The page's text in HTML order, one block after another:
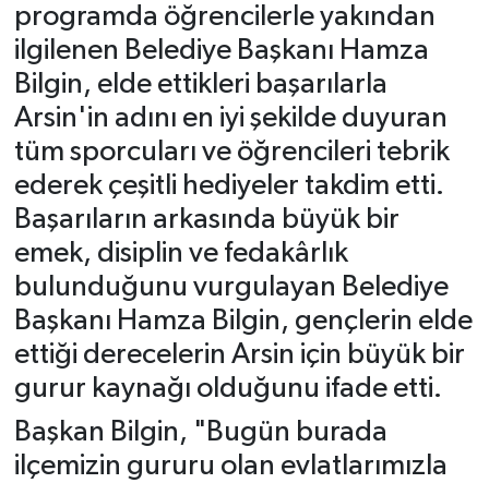
programda öğrencilerle yakından
ilgilenen Belediye Başkanı Hamza
Bilgin, elde ettikleri başarılarla
Arsin'in adını en iyi şekilde duyuran
tüm sporcuları ve öğrencileri tebrik
ederek çeşitli hediyeler takdim etti.
Başarıların arkasında büyük bir
emek, disiplin ve fedakârlık
bulunduğunu vurgulayan Belediye
Başkanı Hamza Bilgin, gençlerin elde
ettiği derecelerin Arsin için büyük bir
gurur kaynağı olduğunu ifade etti.
Başkan Bilgin, "Bugün burada
ilçemizin gururu olan evlatlarımızla